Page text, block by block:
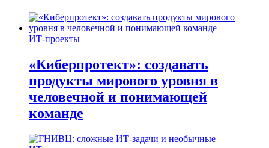
ИТ-проекты
«Киберпротект»: создавать
продукты мирового уровня в
человечной и понимающей
команде